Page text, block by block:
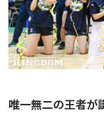
唯一無二の王者が